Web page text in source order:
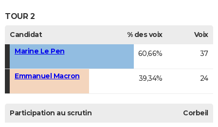
FORUM
Bricolage
Culture
Television
Voyage
TOUR 2
Candidat % des voix
Voix
Marine Le Pen
60,66% 37
Emmanuel Macron 39,34% 24
Participation au scrutin Corbeil